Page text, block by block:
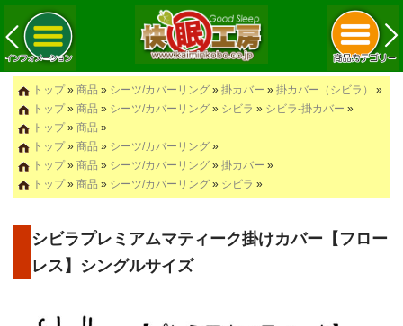
トップ» 商品 » シーツ/カバーリング » 掛カバー » 掛カバー（シビラ）
»
トップ» 商品 » シーツ/カバーリング » シビラ » シビラ-掛カバー »
トップ» 商品 »
トップ» 商品 » シーツ/カバーリング »
トップ» 商品 » シーツ/カバーリング » 掛カバー »
トップ» 商品 » シーツ/カバーリング » シビラ »
シビラプレミアムマティーク掛けカバー【フロー
レス】シングルサイズ